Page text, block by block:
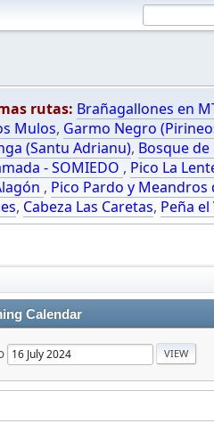
rutas: Brañagallones en
Mulos, Garmo Negro
(Santu Adrianu), Bosque de
- SOMIEDO , Pico La
, Pico Pardo y Meandros
, Cabeza Las Caretas, Peña
Calendar